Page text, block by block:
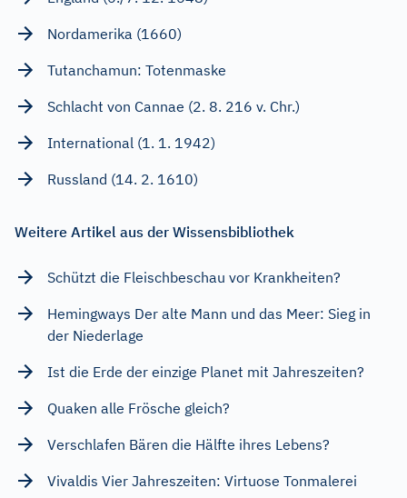
Nordamerika (1660)
Tutanchamun: Totenmaske
Schlacht von Cannae (2. 8. 216 v. Chr.)
International (1. 1. 1942)
Russland (14. 2. 1610)
Weitere Artikel aus der Wissensbibliothek
Schützt die Fleischbeschau vor Krankheiten?
Hemingways Der alte Mann und das Meer: Sieg in
der Niederlage
Ist die Erde der einzige Planet mit Jahreszeiten?
Quaken alle Frösche gleich?
Verschlafen Bären die Hälfte ihres Lebens?
Vivaldis Vier Jahreszeiten: Virtuose Tonmalerei